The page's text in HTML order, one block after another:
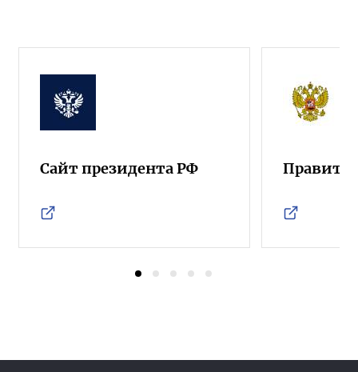
Сайт президента РФ